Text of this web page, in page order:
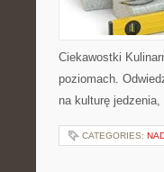
Ciekawostki
poziomach.
na kulturę
CATEGORIES: